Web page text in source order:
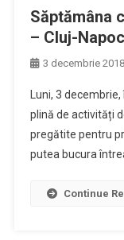
Săptămâna
– Cluj-
3 decembrie 2018
Luni, 3
plină de activități
pregătite pentru
putea bucura
Continue